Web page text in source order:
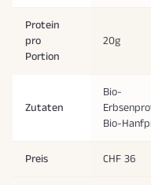
Protein
pro
Portion
20g
Zutaten
Bio-
Bio-
Preis CHF 36